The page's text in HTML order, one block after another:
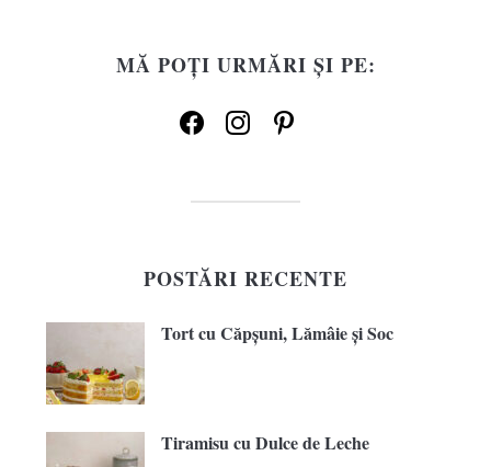
MĂ POȚI URMĂRI ȘI PE:
facebookinstagrampinterest
POSTĂRI RECENTE
Tort cu Căpșuni, Lămâie și Soc
Tiramisu cu Dulce de Leche